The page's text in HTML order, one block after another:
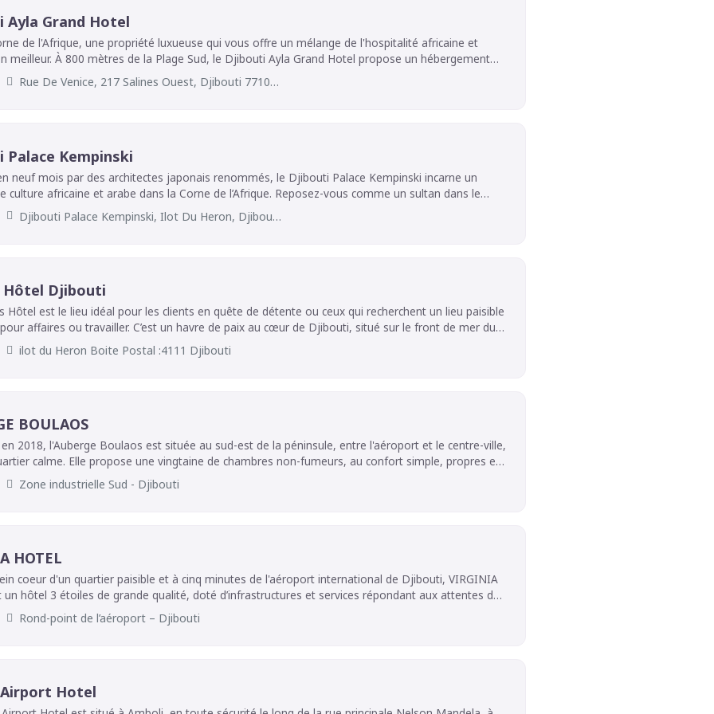
Ayla Grand Hotel
de l'Afrique, une propriété luxueuse qui vous offre un mélange de l'hospitalité africaine et
meilleur. À 800 mètres de la Plage Sud, le Djibouti Ayla Grand Hotel propose un hébergement
un parking privé gratuit, une piscine extérieure et un jardin. Un bain turc et un service de
voitures sont à la disposition des clients. L'hébergement dispose d'une réception ouverte 24h/24,
Rue De Venice, 217 Salines Ouest, Djibouti 77101 Djibouti
Palace Kempinski
neuf mois par des architectes japonais renommés, le Djibouti Palace Kempinski incarne un
africaine et arabe dans la Corne de l’Afrique. Reposez-vous comme un sultan dans le
de la Corne de l’Afrique, où l’élégance rencontre le luxe oriental, dans une destination pleine de
un environnement sain et sécuritaire pour tous nos clients et employés dans le monde entier,
Djibouti Palace Kempinski, Ilot Du Heron, Djibouti, 1960, Djibouti
Hôtel Djibouti
Hôtel est le lieu idéal pour les clients en quête de détente ou ceux qui recherchent un lieu paisible
affaires ou travailler. C’est un havre de paix au cœur de Djibouti, situé sur le front de mer du
du Héron, qui vous offre une ambiance confortable et un service personnalisé unique.
ilot du Heron Boite Postal :4111 Djibouti
BOULAOS
2018, l'Auberge Boulaos est située au sud-est de la péninsule, entre l'aéroport et le centre-ville,
calme. Elle propose une vingtaine de chambres non-fumeurs, au confort simple, propres et
(climatisation, écran plat, chaînes satellite, salle de bains privative, mini-frigo, wifi, coin
cuisine commune est à disposition. La réception est ouverte 24h/24 (anglais et français).
Zone industrielle Sud - Djibouti
HOTEL
coeur d'un quartier paisible et à cinq minutes de l'aéroport international de Djibouti, VIRGINIA
un hôtel 3 étoiles de grande qualité, doté d’infrastructures et services répondant aux attentes de
l'hotel dispose de 33 chambres et suites et offre un cadre idéal pour passer des moments
Rond-point de l’aéroport – Djibouti
Hotel